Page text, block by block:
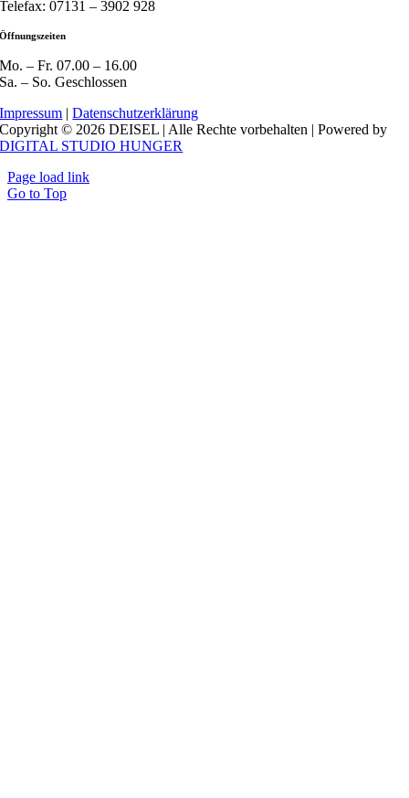
Telefax: 07131 – 3902 928
Öffnungszeiten
Mo. – Fr. 07.00 – 16.00
Sa. – So. Geschlossen
Impressum |Datenschutzerklärung
Copyright © 2026 DEISEL | Alle Rechte vorbehalten | Powered by
DIGITAL STUDIO HUNGER
Page load link
Go to Top